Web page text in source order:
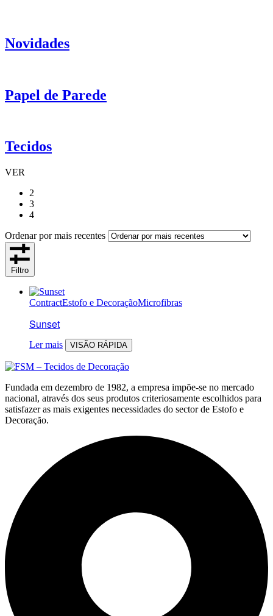
Novidades
Papel de Parede
Tecidos
VER
2
3
4
Ordenar por mais recentes
Filtro
ContractEstofo e DecoraçãoMicrofibras
Sunset
Ler mais VISÃO RÁPIDA
Fundada em dezembro de 1982, a empresa impõe-se no mercado
nacional, através dos seus produtos criteriosamente escolhidos para
satisfazer as mais exigentes necessidades do sector de Estofo e
Decoração.